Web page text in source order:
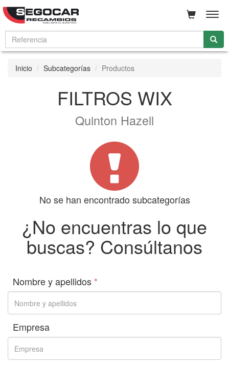
Inicio Subcategorías Productos
FILTROS WIX
Quinton Hazell
No se han encontrado subcategorías
¿No encuentras lo que
buscas? Consúltanos
Nombre y apellidos *
Empresa